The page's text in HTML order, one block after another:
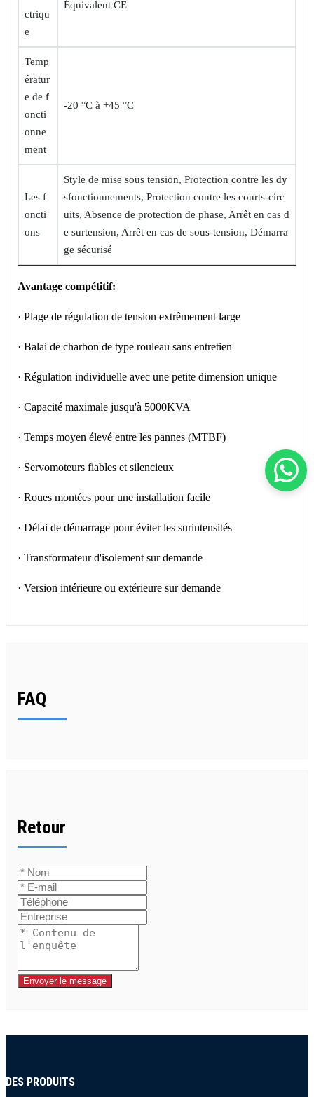
ctriqu
e
Équivalent CE
Temp
ératur
e de f
oncti
onne
ment
-20 °C à +45 °C
Les f
oncti
ons
Style de mise sous tension, Protection contre les dy
sfonctionnements, Protection contre les courts-circ
uits, Absence de protection de phase, Arrêt en cas d
e surtension, Arrêt en cas de sous-tension, Démarra
ge sécurisé
Avantage compétitif:
· Plage de régulation de tension extrêmement large
· Balai de charbon de type rouleau sans entretien
· Régulation individuelle avec une petite dimension unique
· Capacité maximale jusqu'à 5000KVA
· Temps moyen élevé entre les pannes (MTBF)
· Servomoteurs fiables et silencieux
· Roues montées pour une installation facile
· Délai de démarrage pour éviter les surintensités
· Transformateur d'isolement sur demande
· Version intérieure ou extérieure sur demande
FAQ
Retour
Envoyer le message
DES PRODUITS